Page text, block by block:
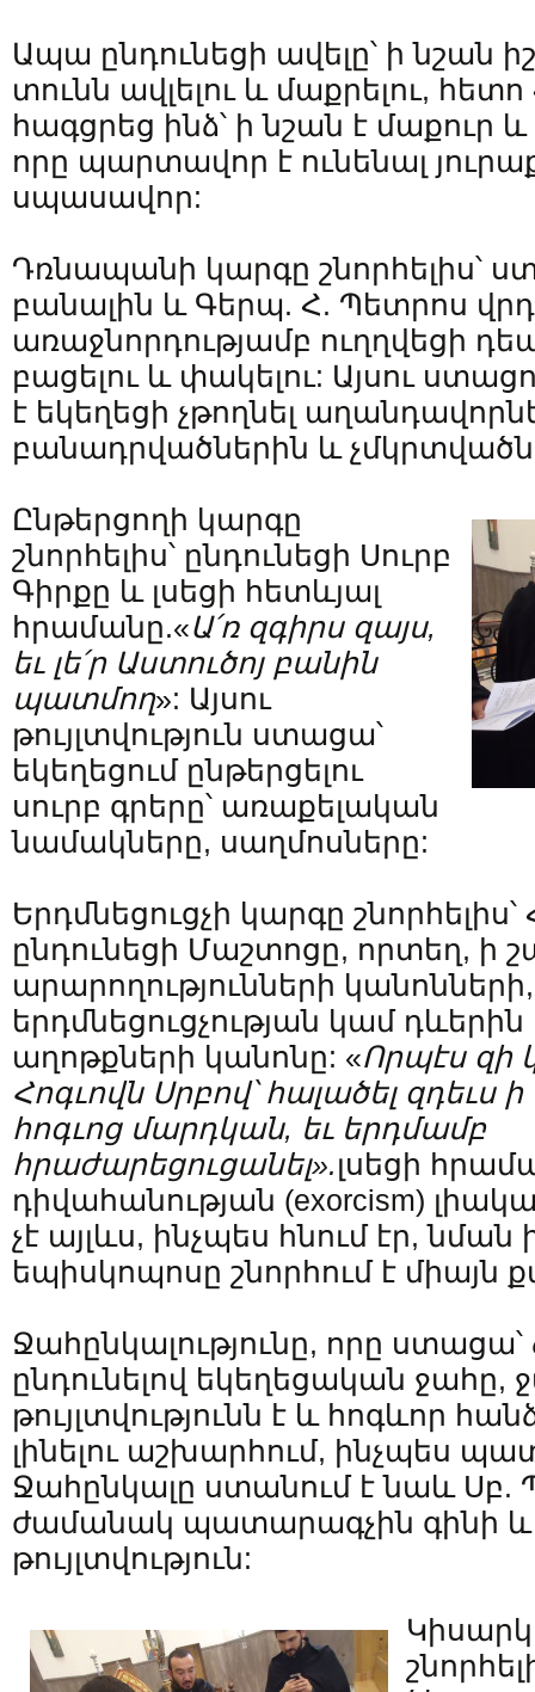
Ապա ընդունեցի ավելը՝ ի նշան
տունն ավլելու և մաքրելու,
հագցրեց ինձ՝ ի նշան է մաքուր
որը պարտավոր է ունենալ
սպասավոր:
Դռնապանի կարգը շնորհելիս՝
բանալին և Գերպ. Հ. Պետրոս
առաջնորդությամբ ուղղվեցի
բացելու և փակելու: Այսու
է եկեղեցի չթողնել
բանադրվածներին և
Ընթերցողի կարգը
շնորհելիս՝ ընդունեցի Սուրբ
Գիրքը և լսեցի հետևյալ
հրամանը.«Ա՛ռ զգիրս զայս,
եւ լե՛ր Աստուծոյ բանին
պատմող»: Այսու
թույլտվություն ստացա՝
եկեղեցում ընթերցելու
սուրբ գրերը՝ առաքելական
նամակները, սաղմոսները:
Երդմնեցուցչի կարգը շնորհելիս՝
ընդունեցի Մաշտոցը, որտեղ, ի
արարողությունների
երդմնեցուցչության կամ դևերին
աղոթքների կանոնը: «Որպէս զի
Հոգւովն Սրբով՝ հալածել զդեւս
հոգւոց մարդկան, եւ երդմամբ
հրաժարեցուցանել».լսեցի
դիվահանության (exorcism)
չէ այլևս, ինչպես հնում էր, նման
եպիսկոպոսը շնորհում է միայն
Ջահընկալությունը, որը ստացա՝
ընդունելով եկեղեցական ջահը,
թույլտվությունն է և հոգևոր
լինելու աշխարհում, ինչպես
Ջահընկալը ստանում է նաև
ժամանակ պատարագչին գինի և
թույլտվություն: